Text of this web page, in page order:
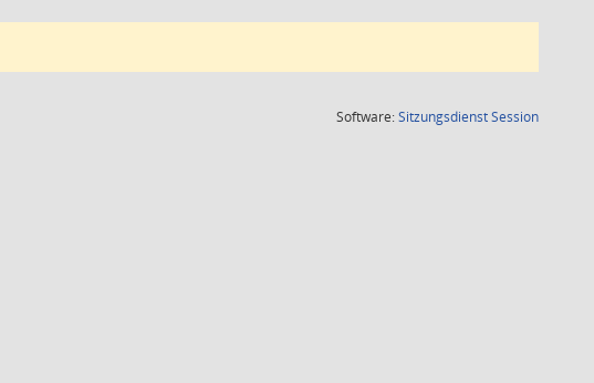
Software:SitzungsdienstSession(Wird in